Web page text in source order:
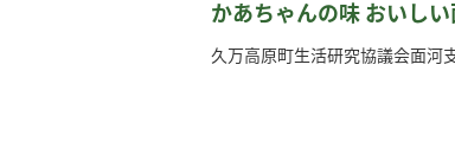
かあちゃんの味 おいしい
久万高原町生活研究協議会面河